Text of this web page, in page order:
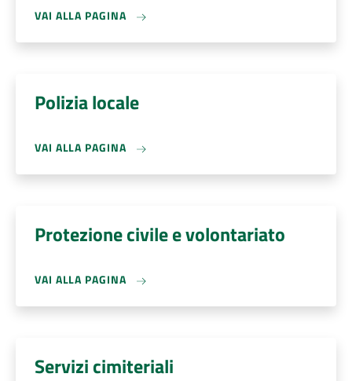
VAI ALLA PAGINA
Polizia locale
VAI ALLA PAGINA
Protezione civile e volontariato
VAI ALLA PAGINA
Servizi cimiteriali